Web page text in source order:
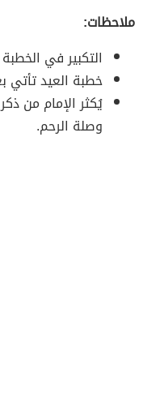
ملاحظات:
التكبير في
خطبة العيد تأتي
يُكثر الإمام من
وصلة الرحم.